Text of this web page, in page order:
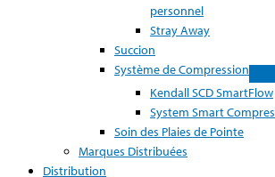
personnel
Stray Away
Succion
Système de Compression
Kendall SCD SmartFlow
System Smart
Soin des Plaies de Pointe
Marques Distribuées
Distribution